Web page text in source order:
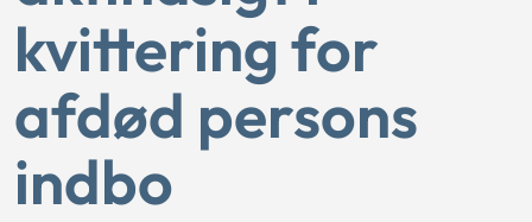
kvittering for
afdød persons
indbo